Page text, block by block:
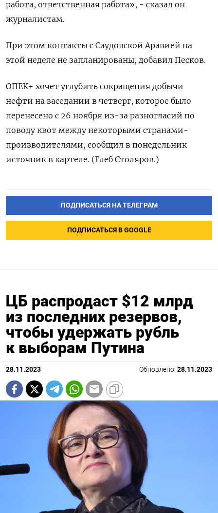
работа, ответственная работа», - сказал он
журналистам.
При этом контакты с Саудовской Аравией на
этой неделе не запланированы, добавил Песков.
ОПЕК+ хочет углубить сокращения добычи
нефти на заседании в четверг, которое было
перенесено с 26 ноября из-за разногласий по
поводу квот между некоторыми странами-
производителями, сообщил в понедельник
источник в картеле. (Глеб Столяров.)
ПОДПИСАТЬСЯ НА ТЕЛЕГРАМ
ПОДПИСАТЬСЯ В GOOGLE
ЦБ распродаст $12 млрд
из последних резервов,
чтобы удержать рубль
к выборам Путина
28.11.2023 Обновлено: 28.11.2023